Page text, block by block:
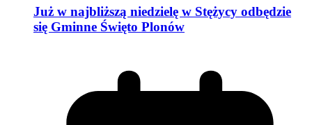
Już w najbliższą niedzielę w Stężycy odbędzie
się Gminne Święto Plonów